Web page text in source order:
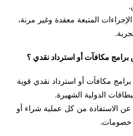
المتبعة معقدة وغير مرنة،
مكافآت أو استرداد نقدي ؟
مكافآت أو استرداد نقدي قوية
الدولية الشهيرة.
عن الاستفادة من كل عملية شراء أو
خصومات.